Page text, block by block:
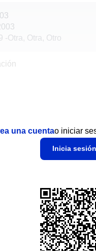
-Otra, Otra, Otro
una cuentao iniciar
Inicia sesión